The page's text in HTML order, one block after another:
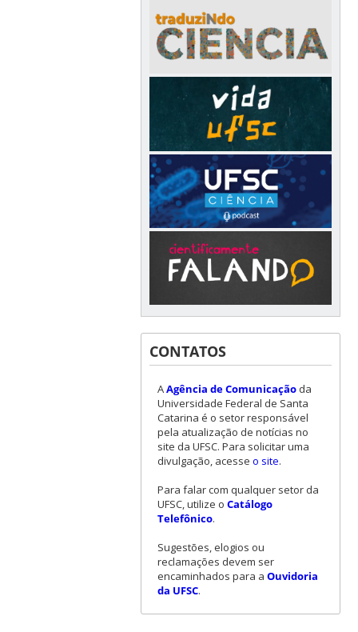
CONTATOS
AAgência de Comunicaçãoda
Universidade Federal de Santa
Catarina é o setor responsável
pela atualização de notícias no
site da UFSC. Para solicitar uma
divulgação, acesse o site.
Para falar com qualquer setor da
UFSC, utilize o Catálogo
Telefônico.
Sugestões, elogios ou
reclamações devem ser
encaminhados para a Ouvidoria
da UFSC.